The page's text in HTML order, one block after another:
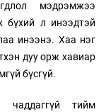
мэдрэмжээ
бүхий л инээдтэй
инээнэ. Хаа нэг
дуу орж хавиар
бүсгүй.
чаддаггүй тийм